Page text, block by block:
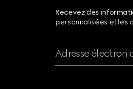
Recevez des
personnalisées et les
Adresse